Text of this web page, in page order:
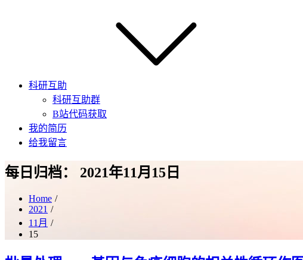
科研互助
科研互助群
B站代码获取
我的简历
给我留言
每日归档： 2021年11月15日
Home
2021
11月
15